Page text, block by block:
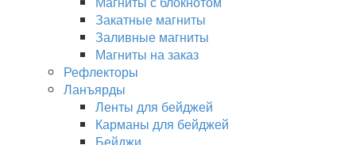
Закатные магниты
Заливные магниты
Магниты на заказ
Рефлекторы
Ланъярды
Ленты для бейджей
Карманы для бейджей